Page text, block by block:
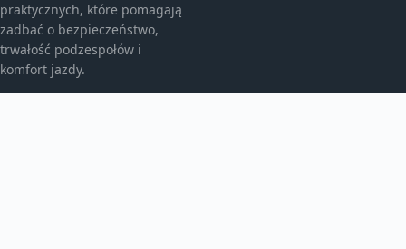
praktycznych, które pomagają
zadbać o bezpieczeństwo,
trwałość podzespołów i
komfort jazdy.